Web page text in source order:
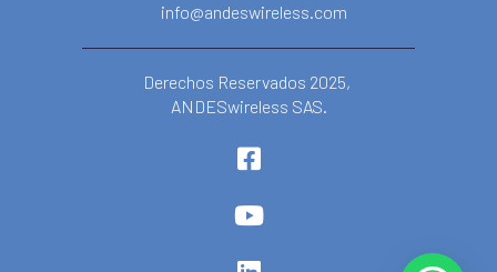
info@andeswireless.com
Derechos Reservados 2025,
ANDESwireless SAS.